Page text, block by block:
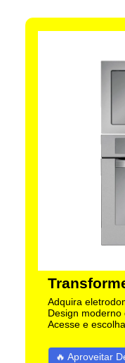
Adquira
Design moderno
Acesse e
🔥 Aproveitar